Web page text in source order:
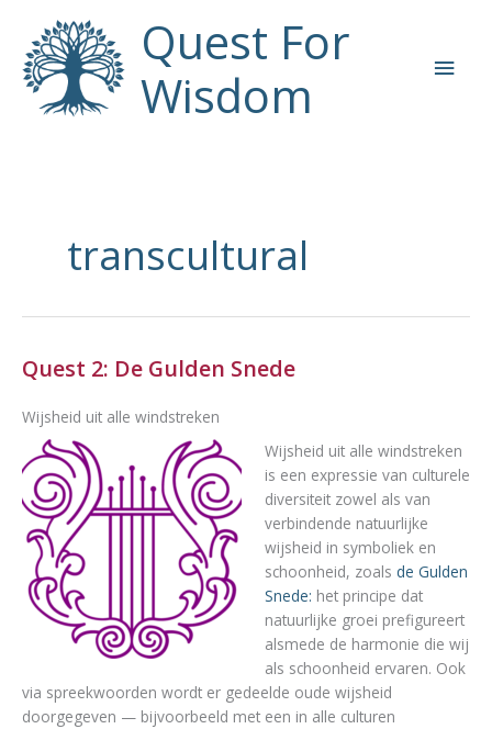
inhoud
Quest For
Wisdom
transcultural
Quest 2: De Gulden Snede
Wijsheid uit alle windstreken
Wijsheid uit alle windstreken
is een expressie van culturele
diversiteit zowel als van
verbindende natuurlijke
wijsheid in symboliek en
schoonheid, zoals de Gulden
Snede: het principe dat
natuurlijke groei prefigureert
alsmede de harmonie die wij
als schoonheid ervaren. Ook
via spreekwoorden wordt er gedeelde oude wijsheid
doorgegeven — bijvoorbeeld met een in alle culturen